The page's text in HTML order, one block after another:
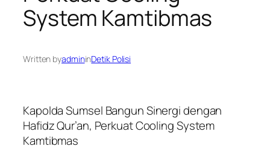
System Kamtibmas
Written byadmininDetik Polisi
Kapolda Sumsel Bangun Sinergi dengan
Hafidz Qur’an, Perkuat Cooling System
Kamtibmas